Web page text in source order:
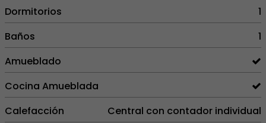
Dormitorios
1
Baños
1
Amueblado
Cocina Amueblada
Calefacción
Central con contador individual